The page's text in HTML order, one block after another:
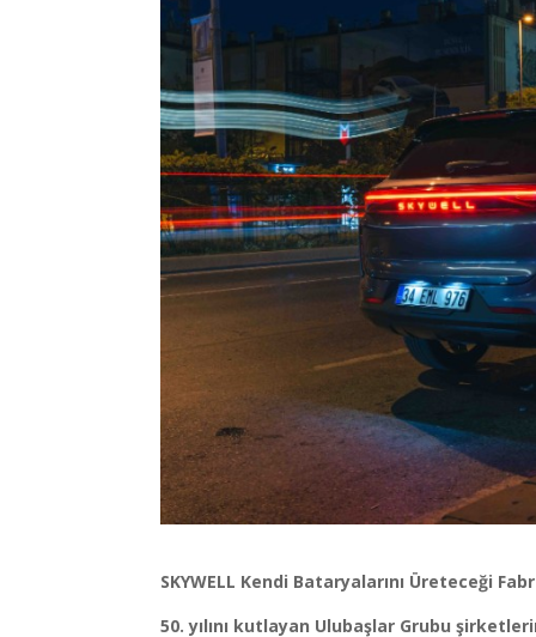
SKYWELL Kendi Bataryalarını Üreteceği
50. yılını kutlayan Ulubaşlar Grubu